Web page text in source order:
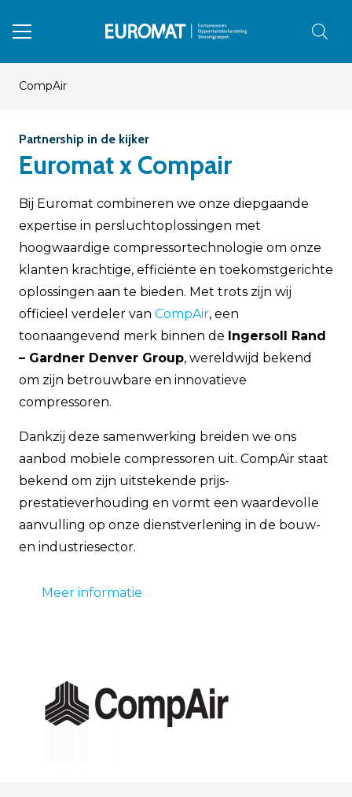
CompAir
Partnership in de kijker
Euromat x Compair
Bij Euromat combineren we onze diepgaande
expertise in persluchtoplossingen met
hoogwaardige compressortechnologie om onze
klanten krachtige, efficiënte en toekomstgerichte
oplossingen aan te bieden. Met trots zijn wij
officieel verdeler van CompAir, een
toonaangevend merk binnen de Ingersoll Rand
– Gardner Denver Group, wereldwijd bekend
om zijn betrouwbare en innovatieve
compressoren.
Dankzij deze samenwerking breiden we ons
aanbod mobiele compressoren uit. CompAir staat
bekend om zijn uitstekende prijs-
prestatieverhouding en vormt een waardevolle
aanvulling op onze dienstverlening in de bouw-
en industriesector.
Meer informatie